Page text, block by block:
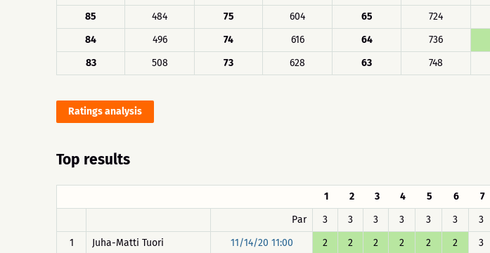
85
484 75 604 65 724
84
496 74 616 64 736
83
508 73 628 63 748
Ratings analysis
Top results
1 2 3 4 5 6 7
Par
3 3 3 3 3 3 3
1
Juha-Matti Tuori 11/14/20 11:00 2 2 2 2 2 2 3